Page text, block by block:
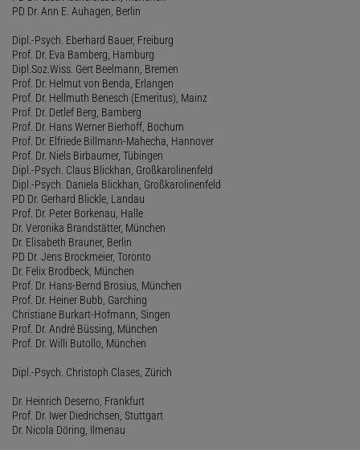
PD Dr. Ann E. Auhagen, Berlin
Dipl.-Psych. Eberhard Bauer, Freiburg
Prof. Dr. Eva Bamberg, Hamburg
Dipl.Soz.Wiss. Gert Beelmann, Bremen
Prof. Dr. Helmut von Benda, Erlangen
Prof. Dr. Hellmuth Benesch (Emeritus), Mainz
Prof. Dr. Detlef Berg, Bamberg
Prof. Dr. Hans Werner Bierhoff, Bochum
Prof. Dr. Elfriede Billmann-Mahecha, Hannover
Prof. Dr. Niels Birbaumer, Tübingen
Dipl.-Psych. Claus Blickhan, Großkarolinenfeld
Dipl.-Psych. Daniela Blickhan, Großkarolinenfeld
PD Dr. Gerhard Blickle, Landau
Prof. Dr. Peter Borkenau, Halle
Dr. Veronika Brandstätter, München
Dr. Elisabeth Brauner, Berlin
PD Dr. Jens Brockmeier, Toronto
Dr. Felix Brodbeck, München
Prof. Dr. Hans-Bernd Brosius, München
Prof. Dr. Heiner Bubb, Garching
Christiane Burkart-Hofmann, Singen
Prof. Dr. André Büssing, München
Prof. Dr. Willi Butollo, München
Dipl.-Psych. Christoph Clases, Zürich
Dr. Heinrich Deserno, Frankfurt
Prof. Dr. Iwer Diedrichsen, Stuttgart
Dr. Nicola Döring, Ilmenau